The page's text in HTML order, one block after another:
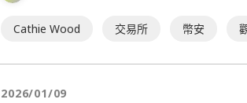
Cathie Wood 交易所 幣安
2026/01/09